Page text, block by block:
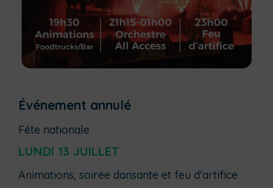
Événement annulé
Fête nationale
LUNDI 13 JUILLET
Animations, soirée dansante et feu d’artifice